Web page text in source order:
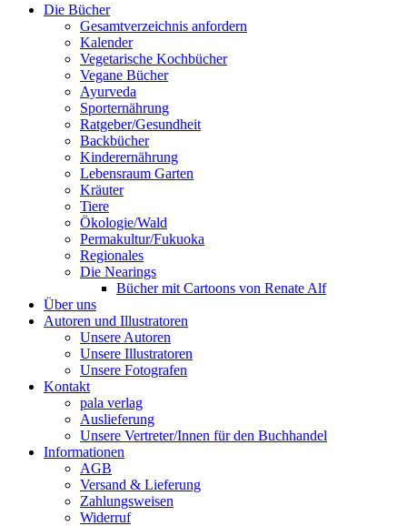
Die Bücher
Gesamtverzeichnis anfordern
Kalender
Vegetarische Kochbücher
Vegane Bücher
Ayurveda
Sporternährung
Ratgeber/Gesundheit
Backbücher
Kinderernährung
Lebensraum Garten
Kräuter
Tiere
Ökologie/Wald
Permakultur/Fukuoka
Regionales
Die Nearings
Bücher mit Cartoons von Renate Alf
Über uns
Autoren und Illustratoren
Unsere Autoren
Unsere Illustratoren
Unsere Fotografen
Kontakt
pala verlag
Auslieferung
Unsere Vertreter/Innen für den Buchhandel
Informationen
AGB
Versand & Lieferung
Zahlungsweisen
Widerruf